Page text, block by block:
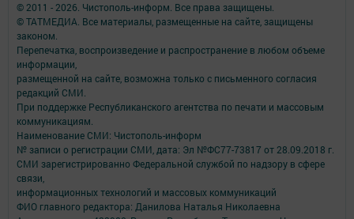
© 2011 - 2026. Чистополь-информ. Все права защищены.
© ТАТМЕДИА. Все материалы, размещенные на сайте, защищены
законом.
Перепечатка, воспроизведение и распространение в любом объеме
информации,
размещенной на сайте, возможна только с письменного согласия
редакций СМИ.
При поддержке Республиканского агентства по печати и массовым
коммуникациям.
Наименование СМИ: Чистополь-информ
№ записи о регистрации СМИ, дата: Эл №ФС77-73817 от 28.09.2018 г.
СМИ зарегистрированно Федеральной службой по надзору в сфере
связи,
информационных технологий и массовых коммуникаций
ФИО главного редактора: Данилова Наталья Николаевна